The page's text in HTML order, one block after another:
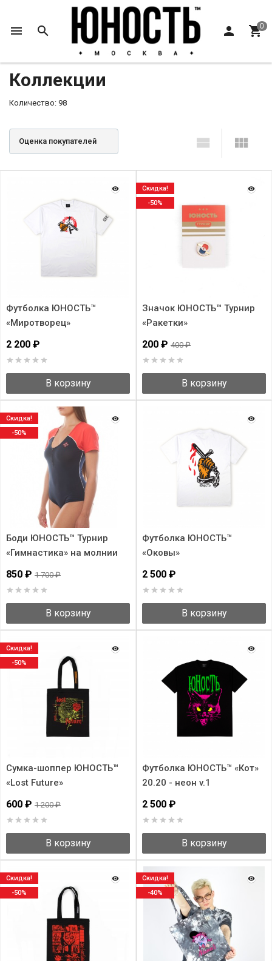
Коллекции
Коллекции
Количество: 98
Оценка покупателей
Футболка ЮНОСТЬ™
«Миротворец»
2 200 ₽
В корзину
Значок ЮНОСТЬ™ Турнир
«Ракетки»
200 ₽ 400 ₽
В корзину
Скидка!
-50%
Боди ЮНОСТЬ™ Турнир
«Гимнастика» на молнии
850 ₽ 1 700 ₽
В корзину
Скидка!
-50%
Футболка ЮНОСТЬ™
«Оковы»
2 500 ₽
В корзину
Сумка-шоппер ЮНОСТЬ™
«Lost Future»
600 ₽ 1 200 ₽
В корзину
Скидка!
-50%
Футболка ЮНОСТЬ™ «Кот»
20.20 - неон v.1
2 500 ₽
В корзину
Скидка!
-50%
Скидка!
-40%